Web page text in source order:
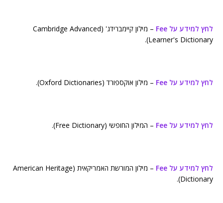
לחץ למידע על Fee
– מילון קיימברידג' (Cambridge Advanced
Learner's Dictionary).
לחץ למידע על Fee – מילון אוקספורד (Oxford Dictionaries).
לחץ למידע על Fee – המילון החופשי (Free Dictionary).
לחץ למידע על Fee
– מילון המורשת האמריקאית (American Heritage
Dictionary).